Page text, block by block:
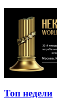
Топ недели